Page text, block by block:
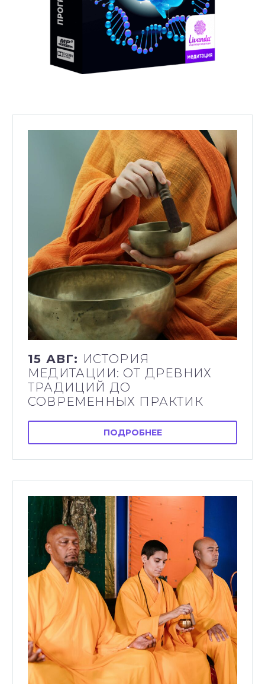
15 АВГ: ИСТОРИЯ
МЕДИТАЦИИ: ОТ ДРЕВНИХ
ТРАДИЦИЙ ДО
СОВРЕМЕННЫХ ПРАКТИК
ПОДРОБНЕЕ